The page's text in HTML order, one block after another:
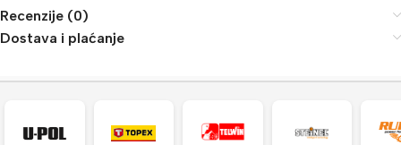
Recenzije (0)
Dostava i plaćanje